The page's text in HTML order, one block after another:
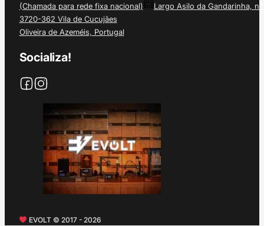
(Chamada para rede fixa nacional)
Largo Asilo da Gandarinha, nº
3720-362 Vila de Cucujães
Oliveira de Azeméis, Portugal
Socializa!
EVOLT © 2017 - 2026